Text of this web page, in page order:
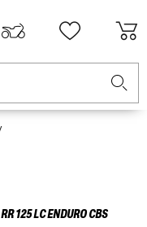
RR 125 LC ENDURO CBS